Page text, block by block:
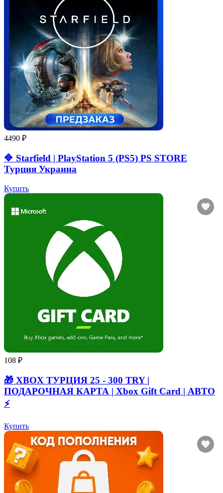
4490 ₽
🔷 Starfield | PlayStation 5 (PS5) PS STORE
Турция Украина
Купить
108 ₽
🎁 XBOX ТУРЦИЯ 25 - 300 TRY |
ПОДАРОЧНАЯ КАРТА | Xbox Gift Card | АВТО
⚡
Купить